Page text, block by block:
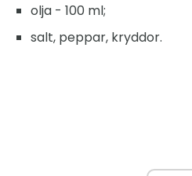
olja - 100 ml;
salt, peppar, kryddor.